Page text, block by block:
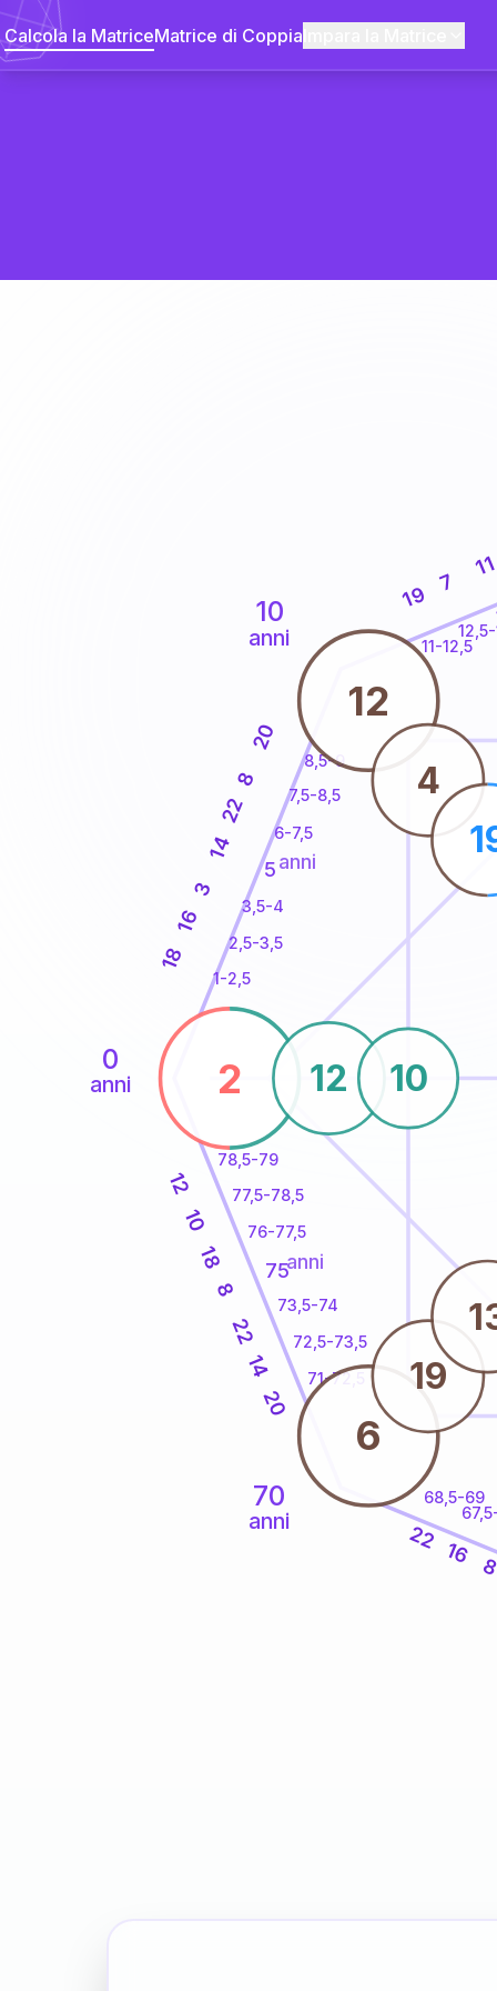
Calcola la MatriceMatrice di Coppia
0
anni
10
anni
70
anni
1-2,5
2,5-3,5
3,5-4
6-7,5
7,5-8,5
8,5-9
11-12,5
68,5-69
71-72,5
72,5-73,5
73,5-74
76-77,5
77,5-78,5
78,5-79
18
16
3
14
22
8
20
19 7
11
8
16
22
20
14
22
8
18
10
12
2
12
6
12 10
4
19
5anni
75anni